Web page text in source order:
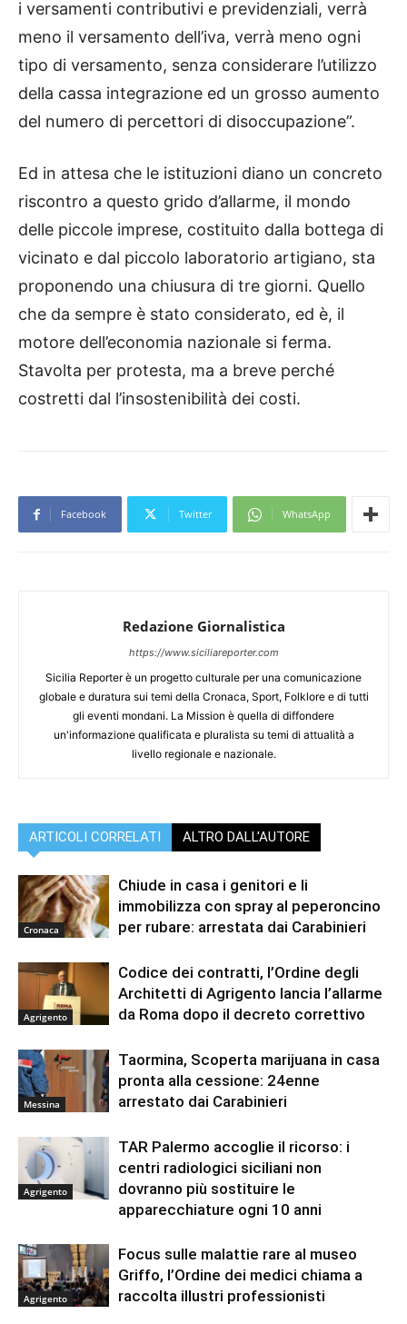
i versamenti contributivi e previdenziali, verrà
meno il versamento dell’iva, verrà meno ogni
tipo di versamento, senza considerare l’utilizzo
della cassa integrazione ed un grosso aumento
del numero di percettori di disoccupazione”.
Ed in attesa che le istituzioni diano un concreto
riscontro a questo grido d’allarme, il mondo
delle piccole imprese, costituito dalla bottega di
vicinato e dal piccolo laboratorio artigiano, sta
proponendo una chiusura di tre giorni. Quello
che da sempre è stato considerato, ed è, il
motore dell’economia nazionale si ferma.
Stavolta per protesta, ma a breve perché
costretti dal l’insostenibilità dei costi.
Facebook Twitter WhatsApp
Redazione Giornalistica
https://www.siciliareporter.com
Sicilia Reporter è un progetto culturale per una comunicazione
globale e duratura sui temi della Cronaca, Sport, Folklore e di tutti
gli eventi mondani. La Mission è quella di diffondere
un'informazione qualificata e pluralista su temi di attualità a
livello regionale e nazionale.
ARTICOLI CORRELATI ALTRO DALL'AUTORE
Cronaca
Chiude in casa i genitori e li
immobilizza con spray al peperoncino
per rubare: arrestata dai Carabinieri
Agrigento
Codice dei contratti, l’Ordine degli
Architetti di Agrigento lancia l’allarme
da Roma dopo il decreto correttivo
Messina
Taormina, Scoperta marijuana in casa
pronta alla cessione: 24enne
arrestato dai Carabinieri
Agrigento
TAR Palermo accoglie il ricorso: i
centri radiologici siciliani non
dovranno più sostituire le
apparecchiature ogni 10 anni
Agrigento
Focus sulle malattie rare al museo
Griffo, l’Ordine dei medici chiama a
raccolta illustri professionisti